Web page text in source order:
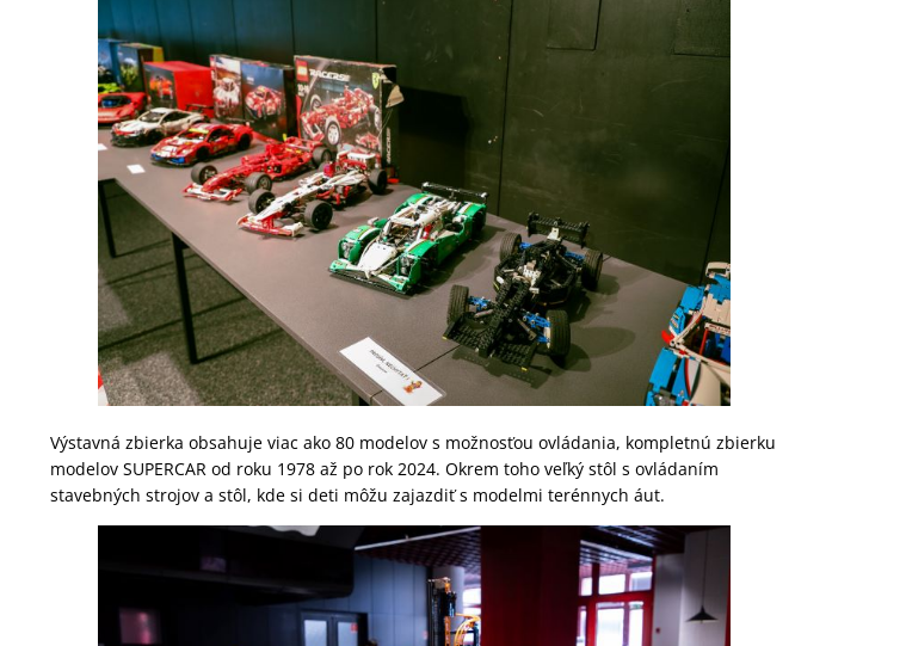
Výstavná zbierka obsahuje viac ako 80 modelov s možnosťou ovládania, kompletnú zbierku
modelov SUPERCAR od roku 1978 až po rok 2024. Okrem toho veľký stôl s ovládaním
stavebných strojov a stôl, kde si deti môžu zajazdiť s modelmi terénnych áut.